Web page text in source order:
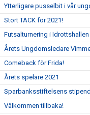
Ytterligare pusselbit i vår
Stort TACK för 2021!
Futsalturnering i Idrottshallen
Årets Ungdomsledare
Comeback för Frida!
Årets spelare 2021
Sparbanksstiftelsens
Välkommen tillbaka!